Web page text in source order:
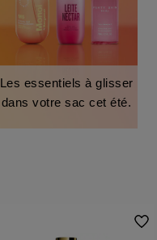
Les essentiels à glisser
dans votre sac cet été.